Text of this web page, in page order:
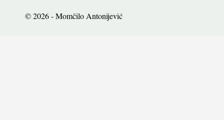
© 2026 - Momčilo Antonijević